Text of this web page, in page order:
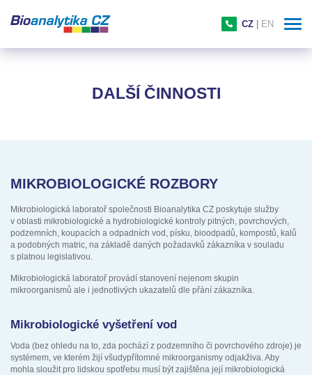
CZ EN
DALŠÍ ČINNOSTI
MIKROBIOLOGICKÉ ROZBORY
Mikrobiologická laboratoř společnosti Bioanalytika CZ poskytuje služby
v oblasti mikrobiologické a hydrobiologické kontroly pitných, povrchových,
podzemních, koupacích a odpadních vod, písku, bioodpadů, kompostů, kalů
a podobných matric, na základě daných požadavků zákazníka v souladu
s platnou legislativou.
Mikrobiologická laboratoř provádí stanovení nejenom skupin
mikroorganismů ale i jednotlivých ukazatelů dle přání zákazníka.
Mikrobiologické vyšetření vod
Voda (bez ohledu na to, zda pochází z podzemního či povrchového zdroje) je
systémem, ve kterém žijí všudypřítomné mikroorganismy odjakživa. Aby
mohla sloužit pro lidskou spotřebu musí být zajištěna její mikrobiologická